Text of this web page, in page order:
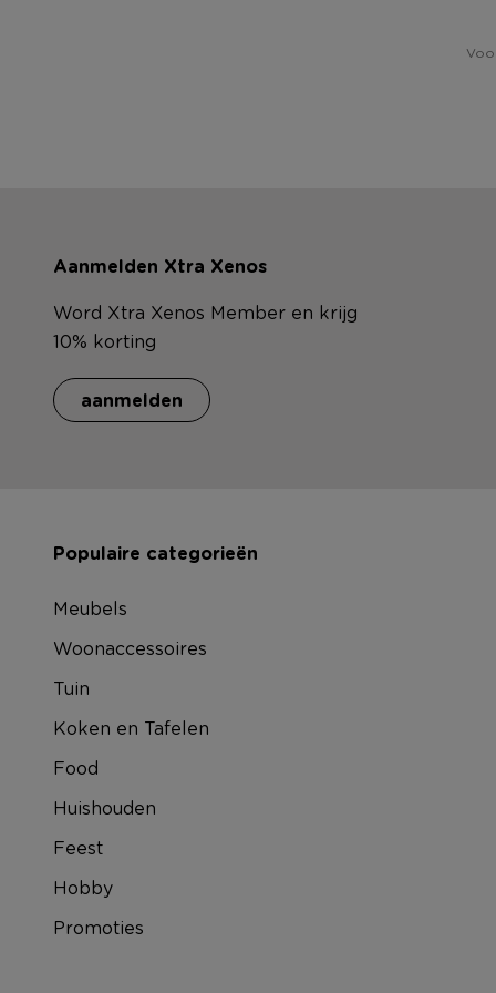
Aanmelden Xtra Xenos
Word Xtra Xenos Member en krijg
10% korting
aanmelden
Populaire categorieën
Meubels
Woonaccessoires
Tuin
Koken en Tafelen
Food
Huishouden
Feest
Hobby
Promoties